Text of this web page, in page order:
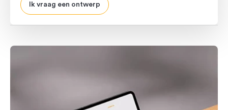
Ik vraag een ontwerp